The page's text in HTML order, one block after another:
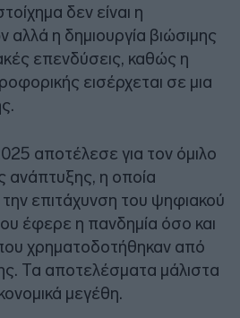
δεν είναι η
η δημιουργία βιώσιμης
επενδύσεις, καθώς η
εισέρχεται σε μια
αποτέλεσε για τον όμιλο
ανάπτυξης, η οποία
επιτάχυνση του ψηφιακού
έφερε η πανδημία όσο και
χρηματοδοτήθηκαν από
Τα αποτελέσματα μάλιστα
μεγέθη.